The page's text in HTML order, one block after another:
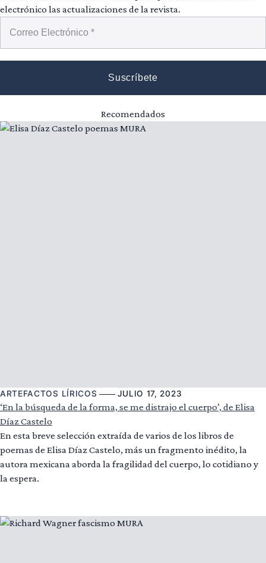
electrónico las actualizaciones de la revista.
Recomendados
ARTEFACTOS LÍRICOS JULIO 17, 2023
‘En la búsqueda de la forma, se me distrajo el cuerpo’, de Elisa
Díaz Castelo
En esta breve selección extraída de varios de los libros de
poemas de Elisa Díaz Castelo, más un fragmento inédito, la
autora mexicana aborda la fragilidad del cuerpo, lo cotidiano y
la espera.